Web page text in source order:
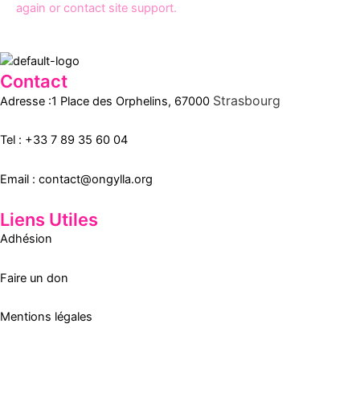
again or contact site support.
Contact
Adresse :1 Place des Orphelins, 67000 Strasbourg
Tel : +33 7 89 35 60 04
Email : contact@ongylla.org
Liens Utiles
Adhésion
Faire un don
Mentions légales